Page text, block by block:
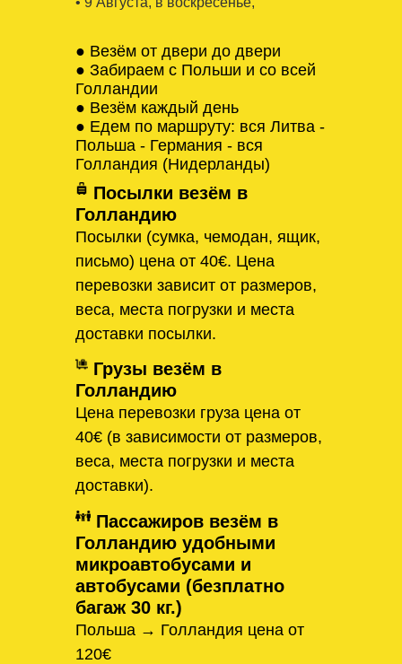
● Везём от двери до двери
● Забираем с Польши и со всей
Голландии
● Везём каждый день
● Едем по маршруту: вся Литва -
Польша - Германия - вся
Голландия (Нидерланды)
Посылки везём в
Голландию
Посылки (сумка, чемодан, ящик,
письмо) цена от 40€. Цена
перевозки зависит от размеров,
веса, места погрузки и места
доставки посылки.
Грузы везём в
Голландию
Цена перевозки груза цена от
40€ (в зависимости от размеров,
веса, места погрузки и места
доставки).
Пассажиров везём в
Голландию удобными
микроавтобусами и
автобусами (безплатно
багаж 30 кг.)
Польша → Голландия цена от
120€